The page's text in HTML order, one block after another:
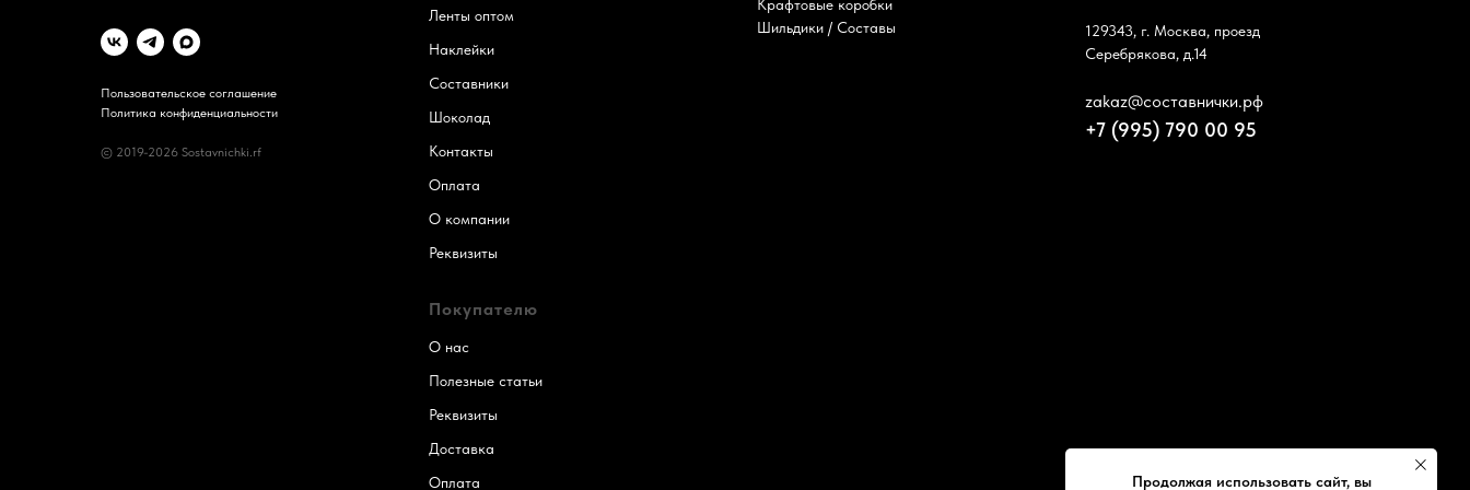
Пользовательское соглашение
Политика конфиденциальности
© 2019-2026 Sostavnichki.rf
Ленты оптом
Наклейки
Составники
Шоколад
Контакты
Оплата
О компании
Реквизиты
Крафтовые коробки
Шильдики / Составы
129343, г. Москва, проезд
Серебрякова, д.14
zakaz@составнички.рф
+7 (995) 790 00 95
Покупателю
О нас
Полезные статьи
Реквизиты
Доставка
Оплата
Продолжая использовать сайт, вы